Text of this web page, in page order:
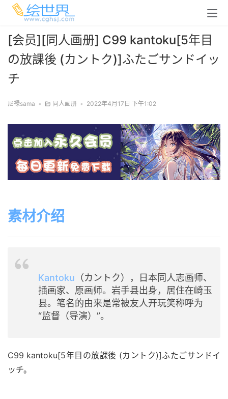
[会员][同人画册] C99 kantoku[5年目
の放課後 (カントク)]ふたごサンドイッ
チ
尼禄sama • 同人画册 • 2022年4月17日 下午1:02
素材介绍
Kantoku （カントク），日本同人志画师、
插画家、原画师。岩手县出身，居住在崎玉
县。笔名的由来是常被友人开玩笑称呼为
“监督（导演）”。
C99 kantoku[5年目の放課後 (カントク)]ふたごサンドイ
ッチ。